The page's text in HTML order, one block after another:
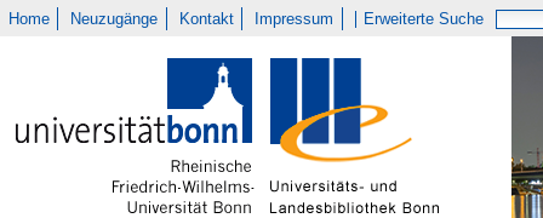
Home Neuzugänge Kontakt Impressum Erweiterte Suche